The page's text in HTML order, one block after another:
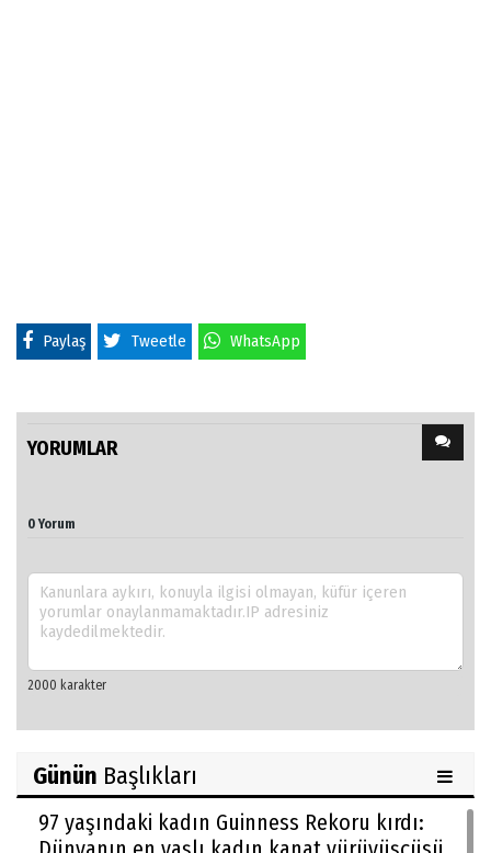
Paylaş Tweetle WhatsApp
YORUMLAR
0 Yorum
Günün Başlıkları
97 yaşındaki kadın Guinness Rekoru kırdı: